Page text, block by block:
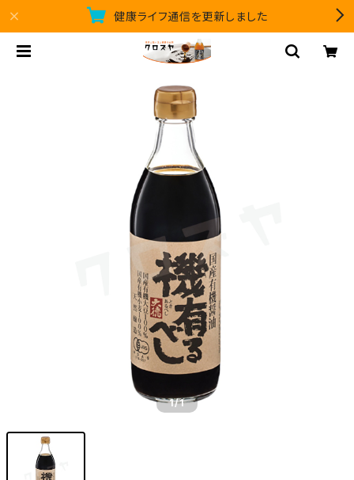
健康ライフ通信を更新しました
1/1